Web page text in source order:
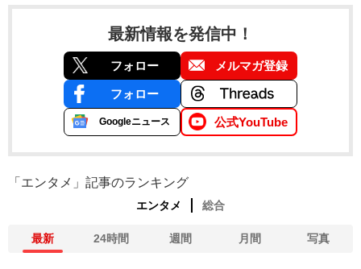
最新情報を発信中！
フォロー メルマガ登録
フォロー
Googleニュース 公式YouTube
「エンタメ」記事のランキング
エンタメ 総合
最新 24時間 週間 月間 写真